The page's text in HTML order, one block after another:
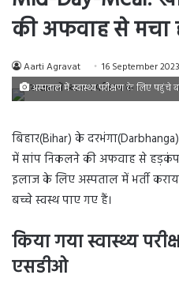
की अफवाह से
Aarti Agravat 16 September
अस्पताल में स्वास्थ्य परीक्षण के लिए पहुंचे
बिहार(Bihar) के
में सांप निकलने की अफवाह से
इलाज के लिए अस्पताल में भर्ती
बच्चे स्वस्थ पाए गए हैं।
किया गया स्वास्थ्य
एसडीओ